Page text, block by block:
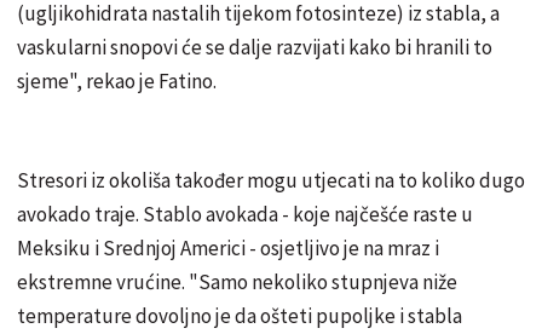
(ugljikohidrata nastalih tijekom fotosinteze) iz stabla, a
vaskularni snopovi će se dalje razvijati kako bi hranili to
sjeme", rekao je Fatino.
Stresori iz okoliša također mogu utjecati na to koliko dugo
avokado traje. Stablo avokada - koje najčešće raste u
Meksiku i Srednjoj Americi - osjetljivo je na mraz i
ekstremne vrućine. "Samo nekoliko stupnjeva niže
temperature dovoljno je da ošteti pupoljke i stabla